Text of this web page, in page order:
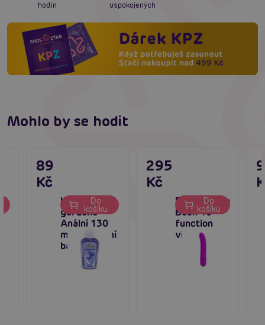
hodin
uspokojených
Mohlo by se hodit
Lubrikační
gel Lona
Anální 130
ml - na vodní
bázi
89
Kč
Do
košíku
Pretty Love
Beck 10
function
vibration
295
Kč
Do
košíku